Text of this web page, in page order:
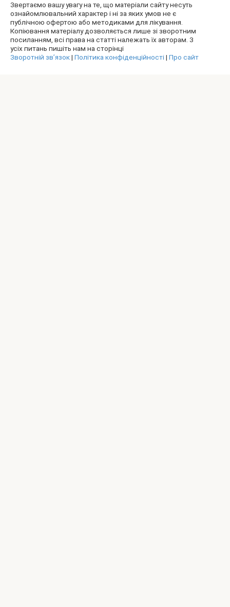
Звертаємо вашу увагу на те, що матеріали сайту несуть
ознайомлювальний характер і ні за яких умов не є
публічною офертою або методиками для лікування.
Копіювання матеріалу дозволяється лише зі зворотним
посиланням, всі права на статті належать їх авторам. З
усіх питань пишіть нам на сторінці
Зворотній зв’язок| Політика конфіденційності| Про сайт